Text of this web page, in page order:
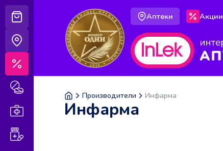
Аптеки Акции
Производители Инфарма
Инфарма